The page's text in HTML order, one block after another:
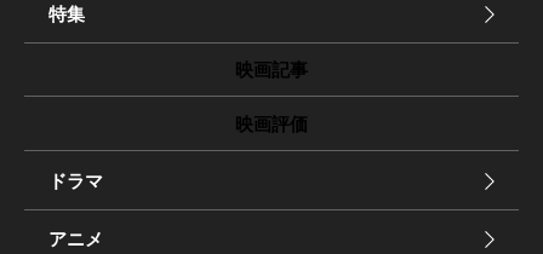
特集
映画記事
映画評価
ドラマ
アニメ